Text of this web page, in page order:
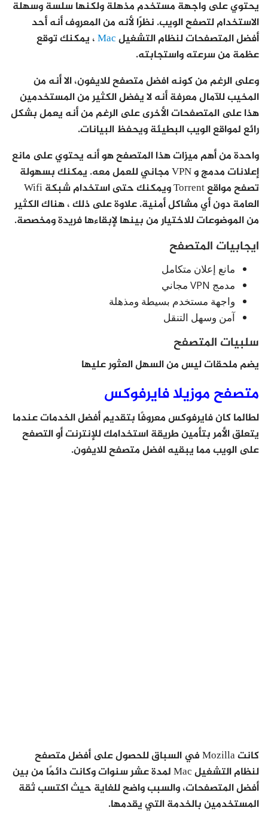
يحتوي على واجهة مستخدم مذهلة ولكنها سلسة وسهلة
الاستخدام لتصفح الويب. نظرًا لأنه من المعروف أنه أحد
أفضل المتصفحات لنظام التشغيلMac، يمكنك توقع
عظمة من سرعته واستجابته.
وعلى الرغم من كونه افضل متصفح للايفون، الا أنه من
المخيب للآمال معرفة أنه لا يفضل الكثير من المستخدمين
هذا على المتصفحات الأخرى على الرغم من أنه يعمل بشكل
رائع لمواقع الويب البطيئة ويحفظ البيانات.
واحدة من أهم ميزات هذا المتصفح هو أنه يحتوي على مانع
إعلانات مدمج و VPN مجاني للعمل معه. يمكنك بسهولة
تصفح مواقع Torrent ويمكنك حتى استخدام شبكة Wifi
العامة دون أي مشاكل أمنية. علاوة على ذلك ، هناك الكثير
من الموضوعات للاختيار من بينها لإبقاءها فريدة ومخصصة.
ايجابيات المتصفح
مانع إعلان متكامل
مدمج VPN مجاني
واجهة مستخدم بسيطة ومذهلة
آمن وسهل التنقل
سلبيات المتصفح
يضم ملحقات ليس من السهل العثور عليها
متصفح موزيلا فايرفوكس
لطالما كان فايرفوكس معروفًا بتقديم أفضل الخدمات عندما
يتعلق الأمر بتأمين طريقة استخدامك للإنترنت أو التصفح
على الويب مما يبقيه افضل متصفح للايفون.
كانت Mozilla في السباق للحصول على أفضل متصفح
لنظام التشغيل Mac لمدة عشر سنوات وكانت دائمًا من بين
أفضل المتصفحات، والسبب واضح للغاية حيث اكتسب ثقة
المستخدمين بالخدمة التي يقدمها.